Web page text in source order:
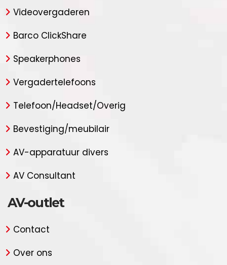
Videovergaderen
Barco ClickShare
Speakerphones
Vergadertelefoons
Telefoon/Headset/Overig
Bevestiging/meubilair
AV-apparatuur divers
AV Consultant
AV-outlet
Contact
Over ons